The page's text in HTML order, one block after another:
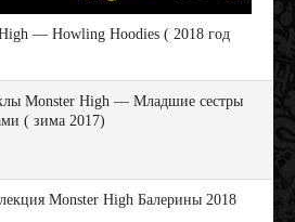
— Howling Hoodies ( 2018 год
Monster High — Младшие сестры
( зима 2017)
Monster High Балерины 2018